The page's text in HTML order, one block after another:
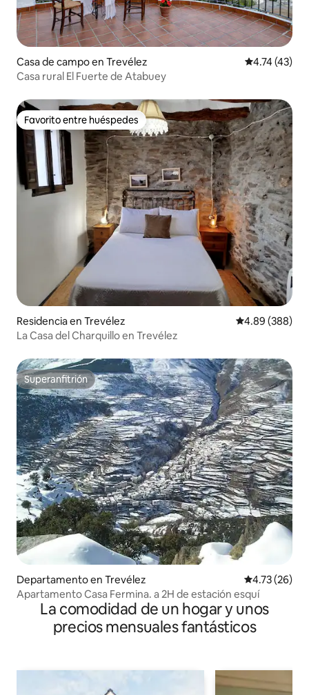
Casa de campo en Trevélez Calificación
4.74 (43)
Casa rural El Fuerte de Atabuey
Favorito entre huéspedes
Favorito entre huéspedes
Residencia en Trevélez Calificación
4.89 (388)
La Casa del Charquillo en Trevélez
Superanfitrión
Superanfitrión
Departamento en Trevélez Calificación
4.73 (26)
Apartamento Casa Fermina. a 2H de estación esquí
La comodidad de un hogar y unos
precios mensuales fantásticos